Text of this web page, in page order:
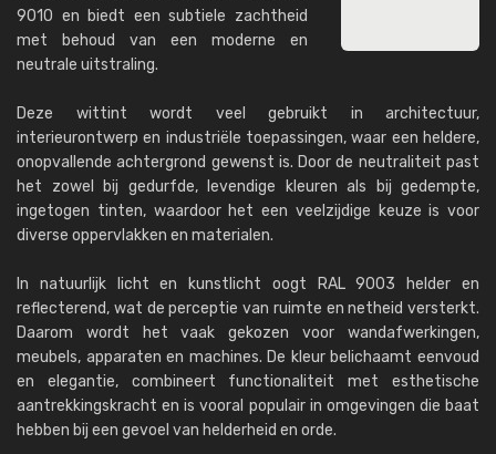
9010 en biedt een subtiele zachtheid
met behoud van een moderne en
neutrale uitstraling.
Deze wittint wordt veel gebruikt in architectuur,
interieurontwerp en industriële toepassingen, waar een heldere,
onopvallende achtergrond gewenst is. Door de neutraliteit past
het zowel bij gedurfde, levendige kleuren als bij gedempte,
ingetogen tinten, waardoor het een veelzijdige keuze is voor
diverse oppervlakken en materialen.
In natuurlijk licht en kunstlicht oogt RAL 9003 helder en
reflecterend, wat de perceptie van ruimte en netheid versterkt.
Daarom wordt het vaak gekozen voor wandafwerkingen,
meubels, apparaten en machines. De kleur belichaamt eenvoud
en elegantie, combineert functionaliteit met esthetische
aantrekkingskracht en is vooral populair in omgevingen die baat
hebben bij een gevoel van helderheid en orde.